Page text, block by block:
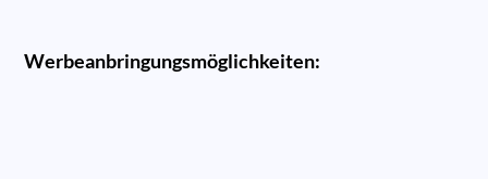
Werbeanbringungsmöglichkeiten: